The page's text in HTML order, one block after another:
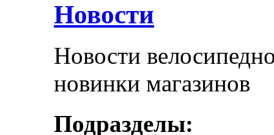
Новости
Новости
новинки магазинов
Подразделы: